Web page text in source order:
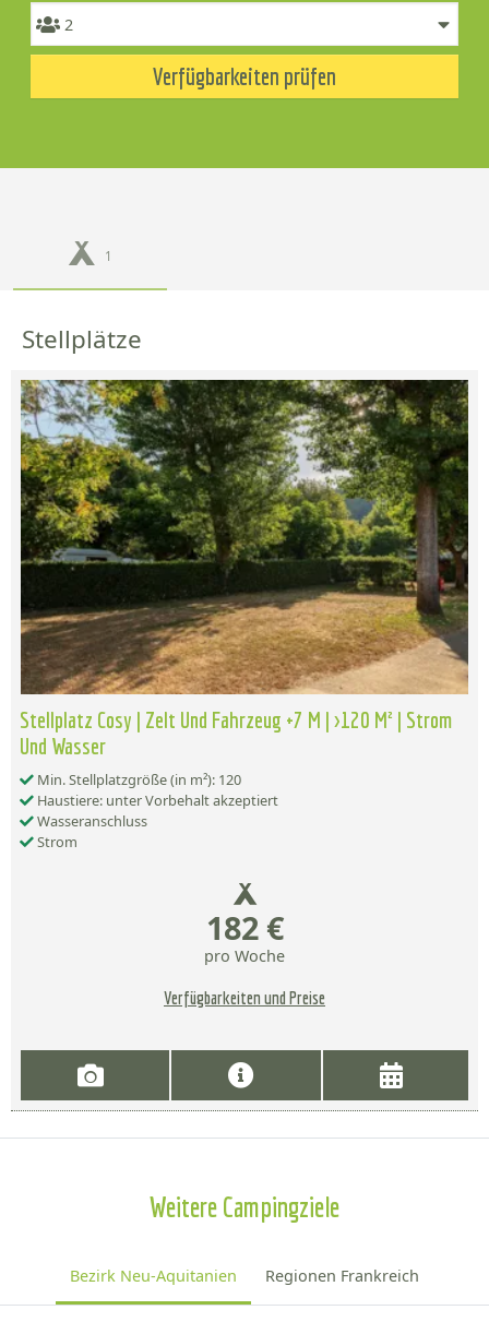
Verfügbarkeiten prüfen
1
Stellplätze
Stellplatz Cosy | Zelt Und Fahrzeug +7 M | >120 M² | Strom
Und Wasser
Min. Stellplatzgröße (in m²): 120
Haustiere: unter Vorbehalt akzeptiert
Wasseranschluss
Strom
182 €
pro Woche
Verfügbarkeiten und Preise
Weitere Campingziele
Bezirk Neu-Aquitanien Regionen Frankreich